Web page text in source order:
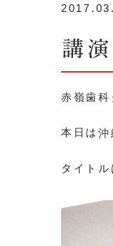
講
赤嶺歯
本日は沖
タイト